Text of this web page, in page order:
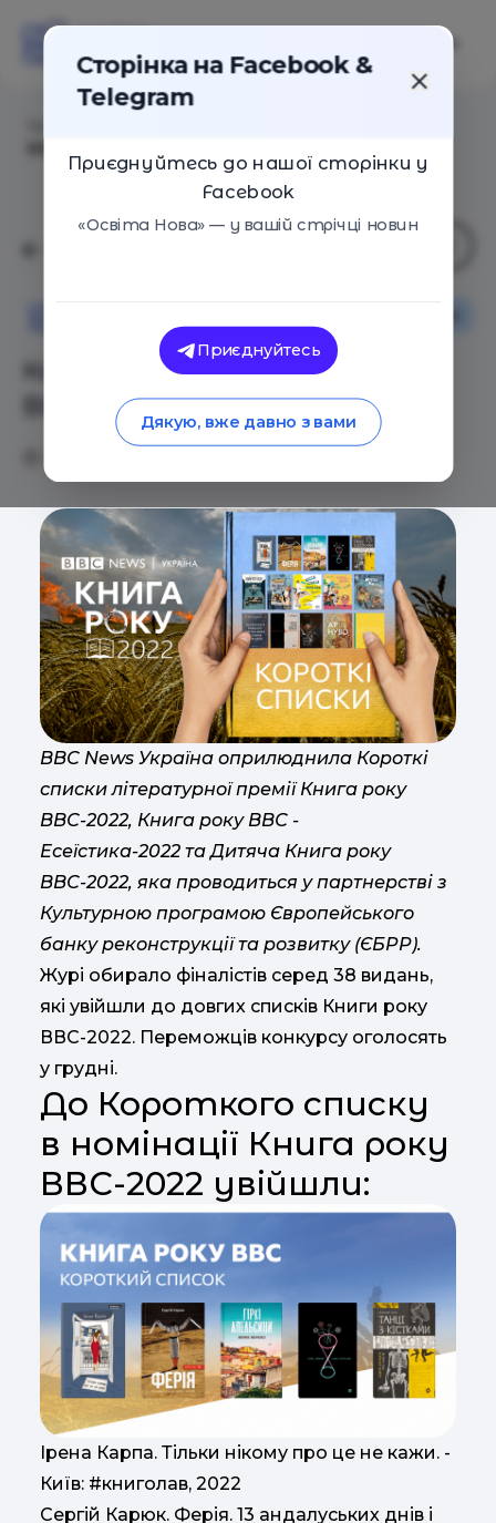
Короткі списки Книги року
ВВС-2022
ВВС News Україна оприлюднила Короткі
списки літературної премії Книга року
ВВС-2022, Книга року ВВС -
Есеїстика-2022 та Дитяча Книга року
ВВС-2022, яка проводиться у партнерстві з
Культурною програмою Європейського
банку реконструкції та розвитку (ЄБРР).
Журі обирало фіналістів серед 38 видань,
які увійшли до довгих списків Книги року
ВВС-2022. Переможців конкурсу оголосять
у грудні.
До Короткого списку
в номінації Книга року
ВВС-2022 увійшли:
Ірена Карпа. Тільки нікому про це не кажи. -
Київ: #книголав, 2022
Сергій Карюк. Ферія. 13 андалуських днів і
Сторінка на Facebook &
Telegram
Приєднуйтесь до нашої сторінки у
Facebook
«Освіта Нова» — у вашій стрічці новин
Приєднуйтесь
Дякую, вже давно з вами